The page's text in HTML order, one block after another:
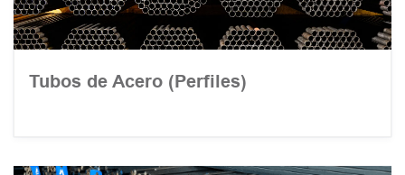
Tubos de Acero (Perfiles)